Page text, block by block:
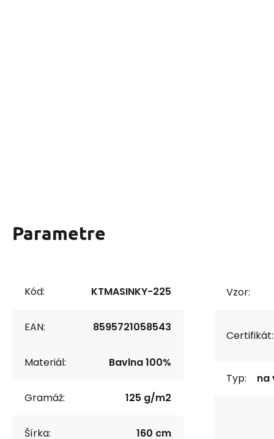
Parametre
Kód: KTMASINKY-225
EAN: 8595721058543
Materiál: Bavlna 100%
Gramáž: 125 g/m2
Šírka: 160 cm
Vzor:
Certifikát:
Typ: na